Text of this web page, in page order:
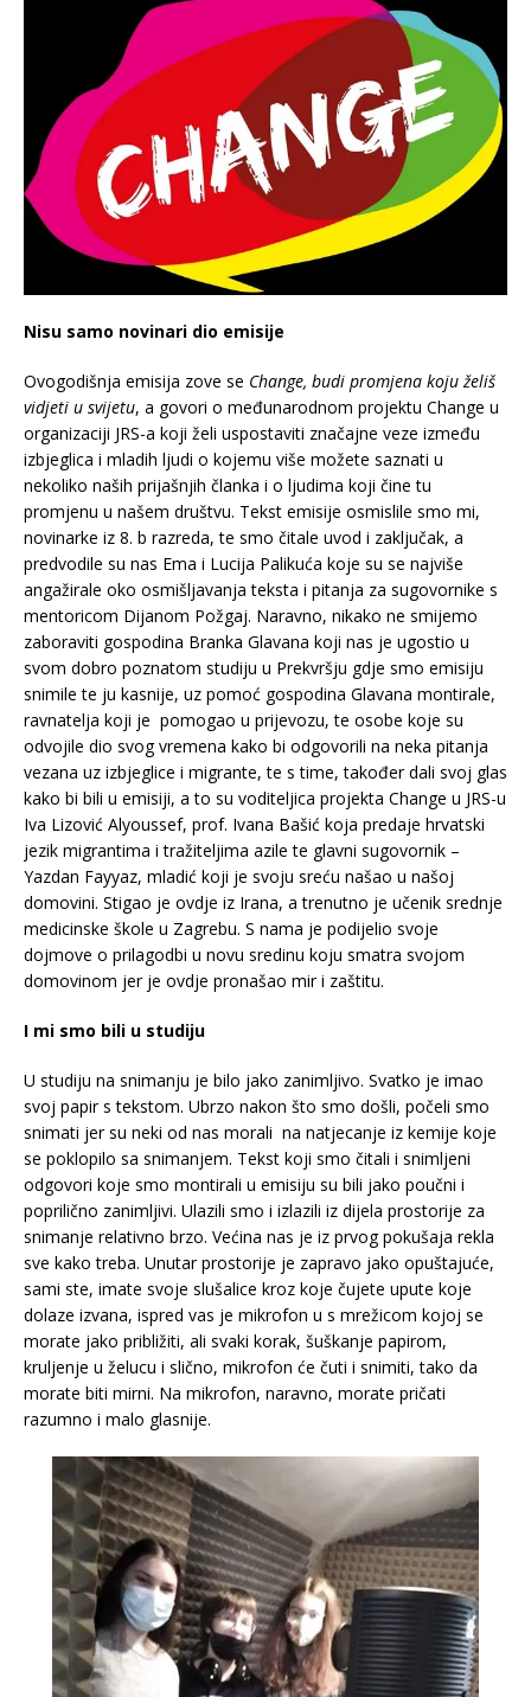
Nisu samo novinari dio emisije
Ovogodišnja emisija zove se Change, budi promjena koju želiš
vidjeti u svijetu, a govori o međunarodnom projektu Change u
organizaciji JRS-a koji želi uspostaviti značajne veze između
izbjeglica i mladih ljudi o kojemu više možete saznati u
nekoliko naših prijašnjih članka i o ljudima koji čine tu
promjenu u našem društvu. Tekst emisije osmislile smo mi,
novinarke iz 8. b razreda, te smo čitale uvod i zaključak, a
predvodile su nas Ema i Lucija Palikuća koje su se najviše
angažirale oko osmišljavanja teksta i pitanja za sugovornike s
mentoricom Dijanom Požgaj. Naravno, nikako ne smijemo
zaboraviti gospodina Branka Glavana koji nas je ugostio u
svom dobro poznatom studiju u Prekvršju gdje smo emisiju
snimile te ju kasnije, uz pomoć gospodina Glavana montirale,
ravnatelja koji je pomogao u prijevozu, te osobe koje su
odvojile dio svog vremena kako bi odgovorili na neka pitanja
vezana uz izbjeglice i migrante, te s time, također dali svoj glas
kako bi bili u emisiji, a to su voditeljica projekta Change u JRS-u
Iva Lizović Alyoussef, prof. Ivana Bašić koja predaje hrvatski
jezik migrantima i tražiteljima azile te glavni sugovornik –
Yazdan Fayyaz, mladić koji je svoju sreću našao u našoj
domovini. Stigao je ovdje iz Irana, a trenutno je učenik srednje
medicinske škole u Zagrebu. S nama je podijelio svoje
dojmove o prilagodbi u novu sredinu koju smatra svojom
domovinom jer je ovdje pronašao mir i zaštitu.
I mi smo bili u studiju
U studiju na snimanju je bilo jako zanimljivo. Svatko je imao
svoj papir s tekstom. Ubrzo nakon što smo došli, počeli smo
snimati jer su neki od nas morali na natjecanje iz kemije koje
se poklopilo sa snimanjem. Tekst koji smo čitali i snimljeni
odgovori koje smo montirali u emisiju su bili jako poučni i
poprilično zanimljivi. Ulazili smo i izlazili iz dijela prostorije za
snimanje relativno brzo. Većina nas je iz prvog pokušaja rekla
sve kako treba. Unutar prostorije je zapravo jako opuštajuće,
sami ste, imate svoje slušalice kroz koje čujete upute koje
dolaze izvana, ispred vas je mikrofon u s mrežicom kojoj se
morate jako približiti, ali svaki korak, šuškanje papirom,
kruljenje u želucu i slično, mikrofon će čuti i snimiti, tako da
morate biti mirni. Na mikrofon, naravno, morate pričati
razumno i malo glasnije.